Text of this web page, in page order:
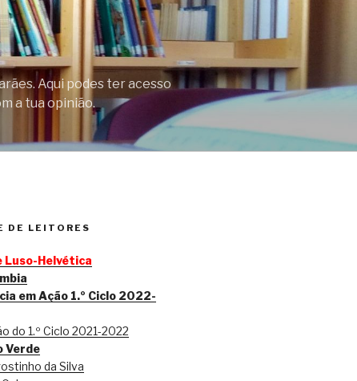
Aqui podes ter acesso
a tua opinião.
DE LEITORES
Luso-Helvética
em Ação 1.º Ciclo 2022-
do 1.º Ciclo 2021-2022
Verde
da Silva